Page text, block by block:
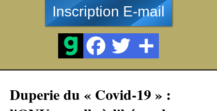
Inscription E-mail
Duperie du « Covid-19 » :